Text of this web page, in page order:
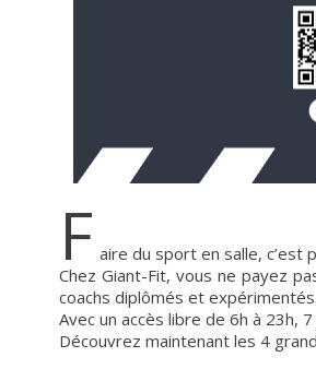
F aire du sport en salle, c’est
Chez Giant-Fit, vous ne payez
coachs diplômés et expérimentés.
Avec un accès libre de 6h à 23h,
Découvrez maintenant les 4